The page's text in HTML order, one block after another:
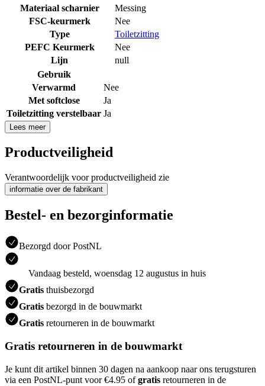
Materiaal scharnier
Messing
FSC-keurmerk
Nee
Type
Toiletzitting
PEFC Keurmerk
Nee
Lijn
null
Gebruik
Verwarmd
Nee
Met softclose
Ja
Toiletzitting verstelbaar Ja
Lees meer
Productveiligheid
Verantwoordelijk voor productveiligheid zie
informatie over de fabrikant
Bestel- en bezorginformatie
Bezorgd door PostNL
Vandaag besteld, woensdag 12 augustus in huis
Gratis thuisbezorgd
Gratis bezorgd in de bouwmarkt
Gratis retourneren in de bouwmarkt
Gratis retourneren in de bouwmarkt
Je kunt dit artikel binnen 30 dagen na aankoop naar ons terugsturen
via een PostNL-punt voor €4.95 ofgratis retourneren in de